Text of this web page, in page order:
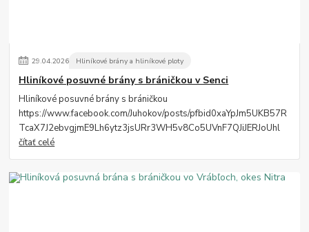
29.04.2026 Hliníkové brány a hliníkové ploty
Hliníkové posuvné brány s bráničkou v Senci
Hliníkové posuvné brány s bráničkou
https://www.facebook.com/Juhokov/posts/pfbid0xaYpJm5UKB57R
TcaX7J2ebvgjmE9Lh6ytz3jsURr3WH5v8Co5UVnF7QJiJERJoUhl
čítať celé